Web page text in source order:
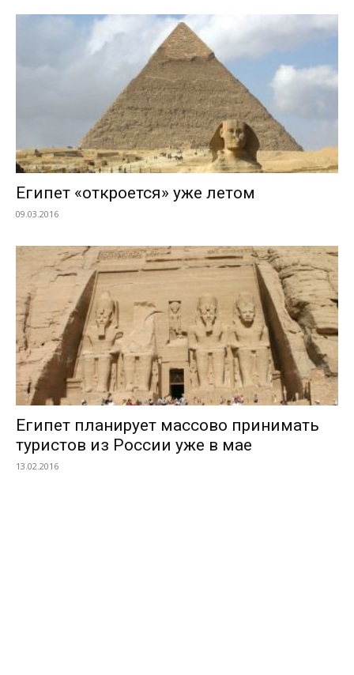
Египет «откроется» уже летом
09.03.2016
Египет планирует массово принимать
туристов из России уже в мае
13.02.2016